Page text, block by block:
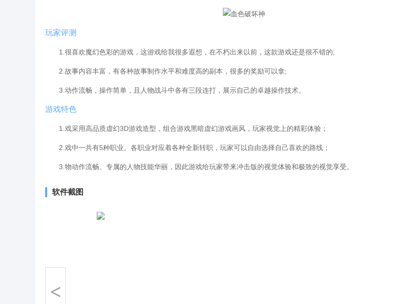
玩家评测
1.很喜欢魔幻色彩的游戏，这游戏给我很多遐想，在不朽出来以前，这款游戏还是很不错的;
2.故事内容丰富，有各种故事制作水平和难度高的副本，很多的奖励可以拿;
3.动作流畅，操作简单，且人物战斗中各有三段连打，展示自己的卓越操作技术。
游戏特色
1.戏采用高品质虚幻3D游戏造型，组合游戏黑暗虚幻游戏画风，玩家视觉上的精彩体验；
2.戏中一共有5种职业。各职业对应着各种全新转职，玩家可以自由选择自己喜欢的路线；
3.物动作流畅、专属的人物技能华丽，因此游戏给玩家带来冲击版的视觉体验和极致的视觉享受。
软件截图
<